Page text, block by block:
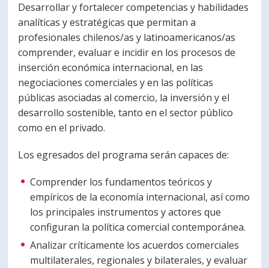
Desarrollar y fortalecer competencias y habilidades
analíticas y estratégicas que permitan a
profesionales chilenos/as y latinoamericanos/as
comprender, evaluar e incidir en los procesos de
inserción económica internacional, en las
negociaciones comerciales y en las políticas
públicas asociadas al comercio, la inversión y el
desarrollo sostenible, tanto en el sector público
como en el privado.
Los egresados del programa serán capaces de:
Comprender los fundamentos teóricos y
empíricos de la economía internacional, así como
los principales instrumentos y actores que
configuran la política comercial contemporánea.
Analizar críticamente los acuerdos comerciales
multilaterales, regionales y bilaterales, y evaluar